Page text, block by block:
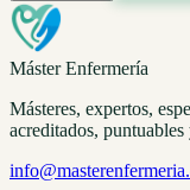
Máster Enfermería
Másteres, expertos,
acreditados,